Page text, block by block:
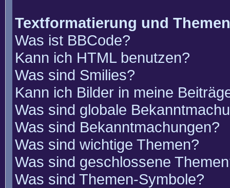
Textformatierung und
Was ist BBCode?
Kann ich HTML benutzen?
Was sind Smilies?
Kann ich Bilder in meine
Was sind globale
Was sind Bekanntmachungen?
Was sind wichtige Themen?
Was sind geschlossene
Was sind Themen-Symbole?